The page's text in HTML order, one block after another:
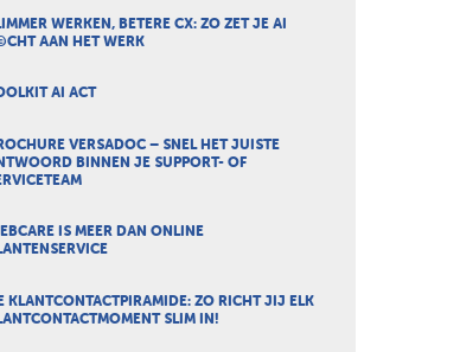
WERKEN, BETERE CX: ZO ZET JE AI
AAN HET WERK
AI ACT
VERSADOC – SNEL HET JUISTE
BINNEN JE SUPPORT- OF
IS MEER DAN ONLINE
KLANTCONTACTPIRAMIDE: ZO RICHT JIJ ELK
SLIM IN!